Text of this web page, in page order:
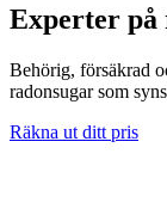
Experter på
Behörig, försäkrad
radonsugar som
Räkna ut ditt pris